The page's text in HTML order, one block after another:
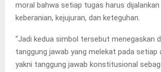
moral bahwa setiap tugas harus dijalankan
keberanian, kejujuran, dan keteguhan.
“Jadi kedua simbol tersebut menegaskan
tanggung jawab yang melekat pada setiap
yakni tanggung jawab konstitusional